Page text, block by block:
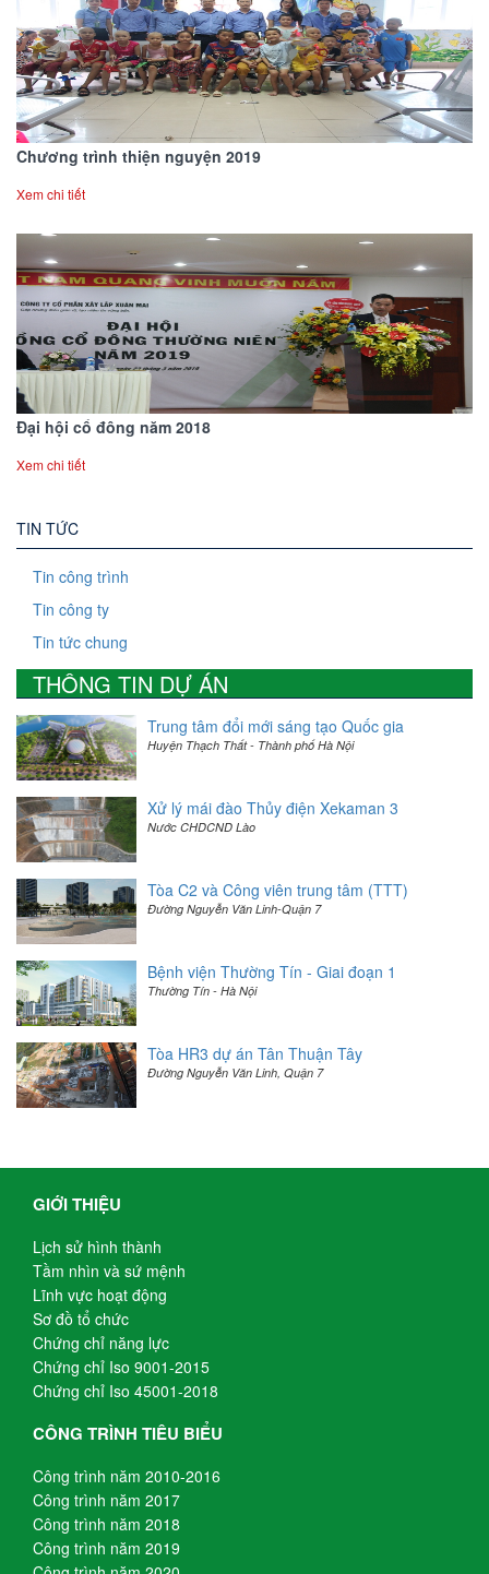
Chương trình thiện nguyện 2019
Xem chi tiết
Đại hội cổ đông năm 2018
Xem chi tiết
TIN TỨC
Tin công trình
Tin công ty
Tin tức chung
THÔNG TIN DỰ ÁN
Trung tâm đổi mới sáng tạo Quốc gia
Huyện Thạch Thất - Thành phố Hà Nội
Xử lý mái đào Thủy điện Xekaman 3
Nước CHDCND Lào
Tòa C2 và Công viên trung tâm (TTT)
Đường Nguyễn Văn Linh-Quận 7
Bệnh viện Thường Tín - Giai đoạn 1
Thường Tín - Hà Nội
Tòa HR3 dự án Tân Thuận Tây
Đường Nguyễn Văn Linh, Quận 7
GIỚI THIỆU
Lịch sử hình thành
Tầm nhìn và sứ mệnh
Lĩnh vực hoạt động
Sơ đồ tổ chức
Chứng chỉ năng lực
Chứng chỉ Iso 9001-2015
Chứng chỉ Iso 45001-2018
CÔNG TRÌNH TIÊU BIỂU
Công trình năm 2010-2016
Công trình năm 2017
Công trình năm 2018
Công trình năm 2019